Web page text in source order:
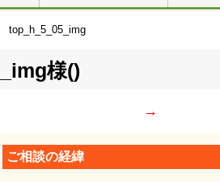
top_h_5_05_img
様()
→
ご相談の経緯